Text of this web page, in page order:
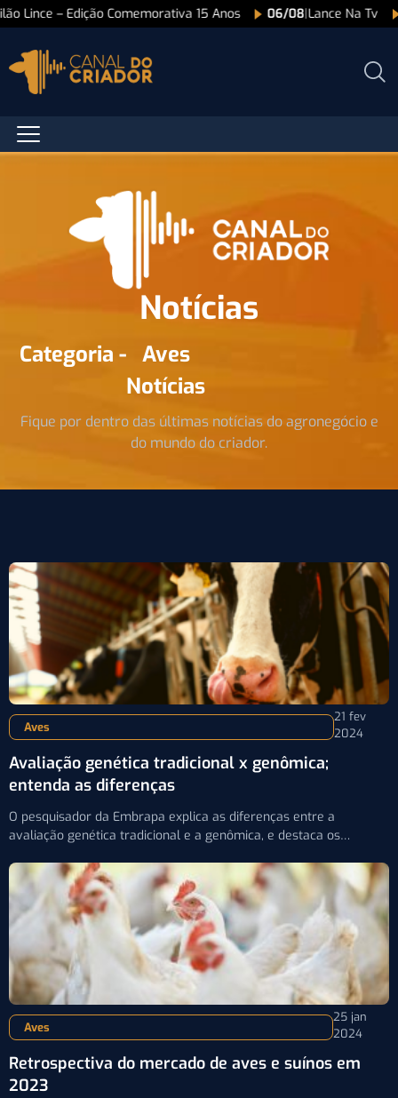
Lince – Edição Comemorativa 15 Anos 06/08|Lance Na Tv
Notícias
Categoria - Aves
Notícias
Fique por dentro das últimas notícias do agronegócio e
do mundo do criador.
Aves
21 fev
2024
Avaliação genética tradicional x genômica;
entenda as diferenças
O pesquisador da Embrapa explica as diferenças entre a
avaliação genética tradicional e a genômica, e destaca os
Aves
25 jan
2024
Retrospectiva do mercado de aves e suínos em
2023